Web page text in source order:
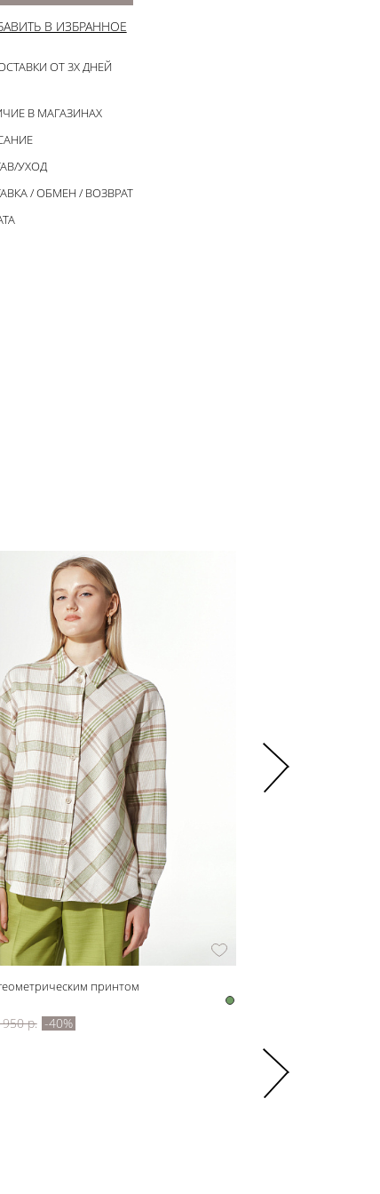
В ИЗБРАННОЕ
ОТ 3Х ДНЕЙ
В МАГАЗИНАХ
УХОД
/ ОБМЕН / ВОЗВРАТ
принтом
р. -40%